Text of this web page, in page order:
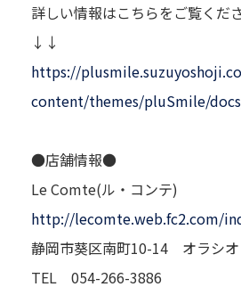
詳しい情報はこちらをご覧くださ
↓↓
https://
content/themes/pluSmile/
●店舗情報●
Le Comte(ル・コンテ)
http://lecomte.web.fc2.com/
静岡市葵区南町10-14 オラシ
TEL 054-266-3886